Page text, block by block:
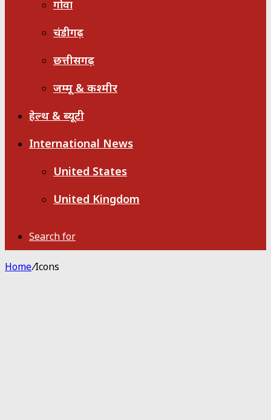
गोवा
चंडीगढ़
छत्तीसगढ़
जम्मू & कश्मीर
हेल्थ & ब्यूटी
International News
United States
United Kingdom
Search for
Home/Icons